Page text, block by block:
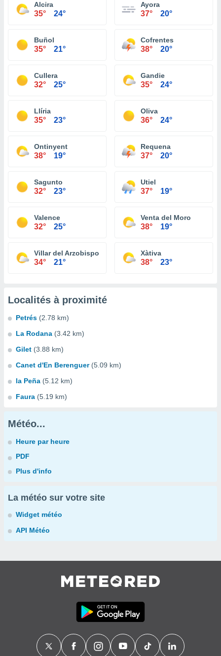
Alcira
35° 24°
Ayora
37° 20°
Buñol
35° 21°
Cofrentes
38° 20°
Cullera
32° 25°
Gandie
35° 24°
Llíria
35° 23°
Oliva
36° 24°
Ontinyent
38° 19°
Requena
37° 20°
Sagunto
32° 23°
Utiel
37° 19°
Valence
32° 25°
Venta del Moro
38° 19°
Villar del Arzobispo
34° 21°
Xàtiva
38° 23°
Localités à proximité
Petrés (2.78 km)
La Rodana (3.42 km)
Gilet (3.88 km)
Canet d'En Berenguer (5.09 km)
la Peña (5.12 km)
Faura (5.19 km)
Météo...
Heure par heure
PDF
Plus d'info
La météo sur votre site
Widget météo
API Météo